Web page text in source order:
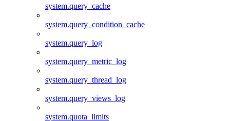
system.query_cache
system.query_condition_cache
system.query_log
system.query_metric_log
system.query_thread_log
system.query_views_log
system.quota_limits